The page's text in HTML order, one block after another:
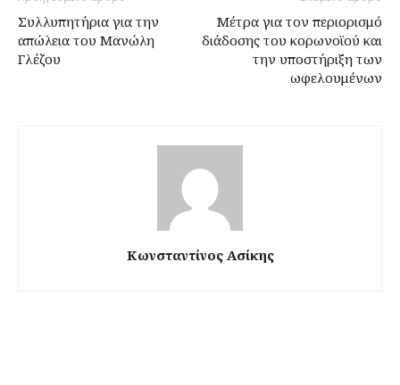
Συλλυπητήρια για την
απώλεια του Μανώλη
Γλέζου
Μέτρα για τον περιορισμό
διάδοσης του κορωνοϊού και
την υποστήριξη των
ωφελουμένων
Κωνσταντίνος Ασίκης